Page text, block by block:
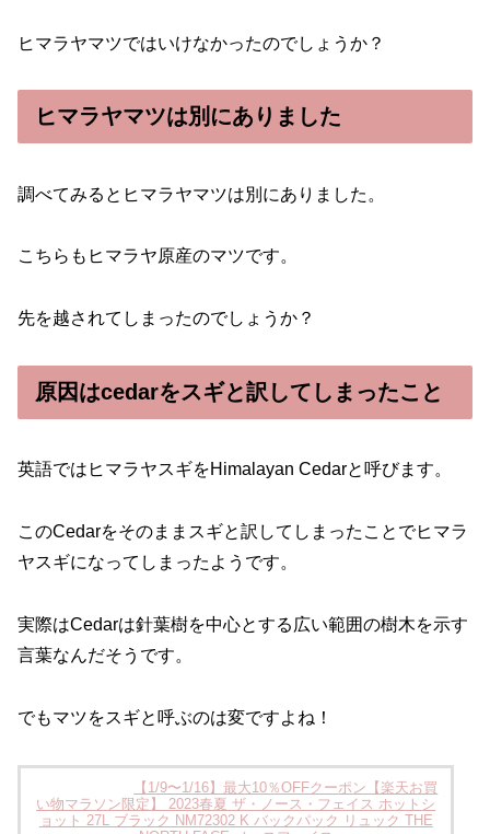
ヒマラヤマツではいけなかったのでしょうか？
ヒマラヤマツは別にありました
調べてみるとヒマラヤマツは別にありました。
こちらもヒマラヤ原産のマツです。
先を越されてしまったのでしょうか？
原因はcedarをスギと訳してしまったこと
英語ではヒマラヤスギをHimalayan Cedarと呼びます。
このCedarをそのままスギと訳してしまったことでヒマラ
ヤスギになってしまったようです。
実際はCedarは針葉樹を中心とする広い範囲の樹木を示す
言葉なんだそうです。
でもマツをスギと呼ぶのは変ですよね！
【1/9〜1/16】最大10％OFFクーポン【楽天お買
い物マラソン限定】 2023春夏 ザ・ノース・フェイス ホットシ
ョット 27L ブラック NM72302 K バックパック リュック THE